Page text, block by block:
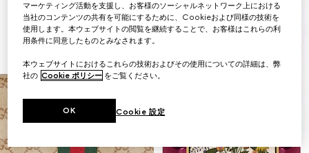
マーケティング活動を支援し、お客様のソーシャルネットワーク上における
当社のコンテンツの共有を可能にするために、Cookieおよび同様の技術を
使用します。本ウェブサイトの閲覧を継続することで、お客様はこれらの利
用条件に同意したものとみなされます。
本ウェブサイトにおけるこれらの技術およびその使用についての詳細は、弊
社の Cookie ポリシー をご覧ください。
Cookie 設定
OK